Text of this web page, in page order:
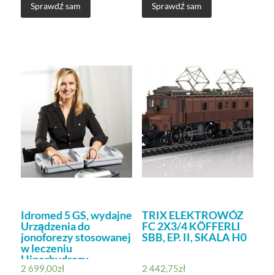
Sprawdź sam Sprawdź sam
Idromed 5 GS, wydajne
Urządzenia do
jonoforezy stosowanej
w leczeniu
Hiperhydrozy
2 699,00zł
TRIX ELEKTROWÓZ
FC 2X3/4 KÖFFERLI
SBB, EP. II, SKALA H0
2 442,75zł